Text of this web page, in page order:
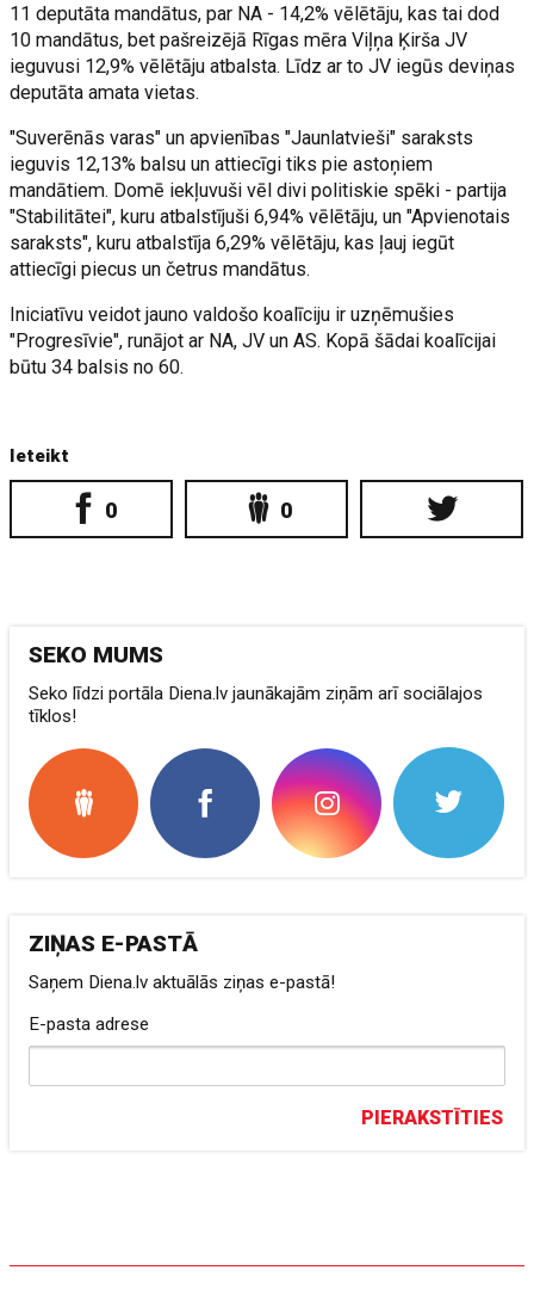
11 deputāta mandātus, par NA - 14,2% vēlētāju, kas tai dod
10 mandātus, bet pašreizējā Rīgas mēra Viļņa Ķirša JV
ieguvusi 12,9% vēlētāju atbalsta. Līdz ar to JV iegūs deviņas
deputāta amata vietas.
"Suverēnās varas" un apvienības "Jaunlatvieši" saraksts
ieguvis 12,13% balsu un attiecīgi tiks pie astoņiem
mandātiem. Domē iekļuvuši vēl divi politiskie spēki - partija
"Stabilitātei", kuru atbalstījuši 6,94% vēlētāju, un "Apvienotais
saraksts", kuru atbalstīja 6,29% vēlētāju, kas ļauj iegūt
attiecīgi piecus un četrus mandātus.
Iniciatīvu veidot jauno valdošo koalīciju ir uzņēmušies
"Progresīvie", runājot ar NA, JV un AS. Kopā šādai koalīcijai
būtu 34 balsis no 60.
Ieteikt
0 0
SEKO MUMS
Seko līdzi portāla Diena.lv jaunākajām ziņām arī sociālajos
tīklos!
ZIŅAS E-PASTĀ
Saņem Diena.lv aktuālās ziņas e-pastā!
E-pasta adrese
PIERAKSTĪTIES